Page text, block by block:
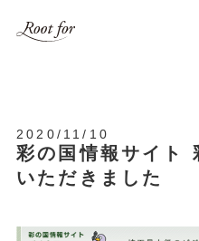
2020/11/10
彩の国情報サイト
いただきました